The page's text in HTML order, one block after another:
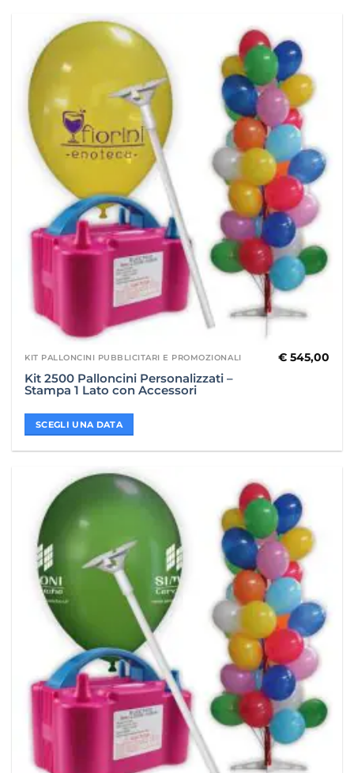
KIT PALLONCINI PUBBLICITARI E PROMOZIONALI
Kit 2500 Palloncini Personalizzati –
Stampa 1 Lato con Accessori
€545,00
SCEGLI UNA DATA